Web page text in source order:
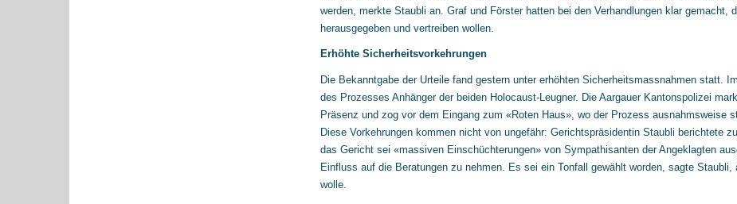
werden, merkte Staubli an. Graf und Förster hatten bei den Verhandlungen klar gemacht,
herausgegeben und vertreiben wollen.
Erhöhte Sicherheitsvorkehrungen
Die Bekanntgabe der Urteile fand gestern unter erhöhten Sicherheitsmassnahmen statt.
des Prozesses Anhänger der beiden Holocaust-Leugner. Die Aargauer Kantonspolizei
Präsenz und zog vor dem Eingang zum «Roten Haus», wo der Prozess ausnahmsweise
Diese Vorkehrungen kommen nicht von ungefähr: Gerichtspräsidentin Staubli berichtete
das Gericht sei «massiven Einschüchterungen» von Sympathisanten der Angeklagten
Einfluss auf die Beratungen zu nehmen. Es sei ein Tonfall gewählt worden, sagte
wolle.